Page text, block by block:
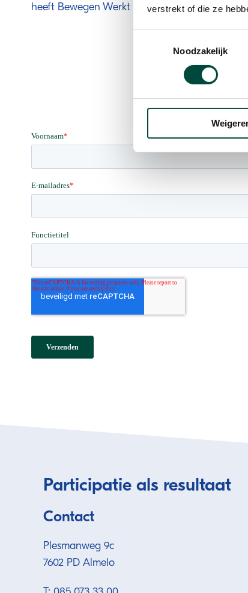
verstrekt of die ze
Noodzakelijk
heeft Bewegen Werkt beoordeeld als bewezen
Participatie als resultaat
Contact
Plesmanweg 9c
7602 PD Almelo